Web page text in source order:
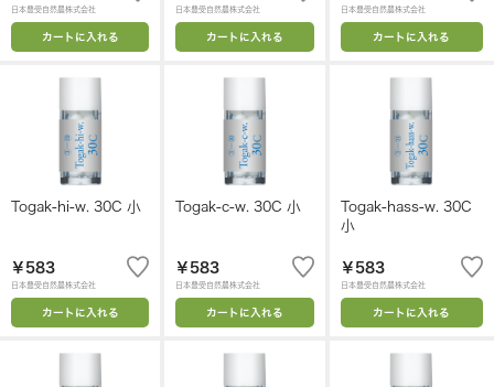
日本豊受自然農株式会社
カートに入れる
日本豊受自然農株式会社
カートに入れる
日本豊受自然農株式会社
カートに入れる
Togak-hi-w. 30C 小
￥583
日本豊受自然農株式会社
カートに入れる
Togak-c-w. 30C 小
￥583
日本豊受自然農株式会社
カートに入れる
Togak-hass-w. 30C
小
￥583
日本豊受自然農株式会社
カートに入れる